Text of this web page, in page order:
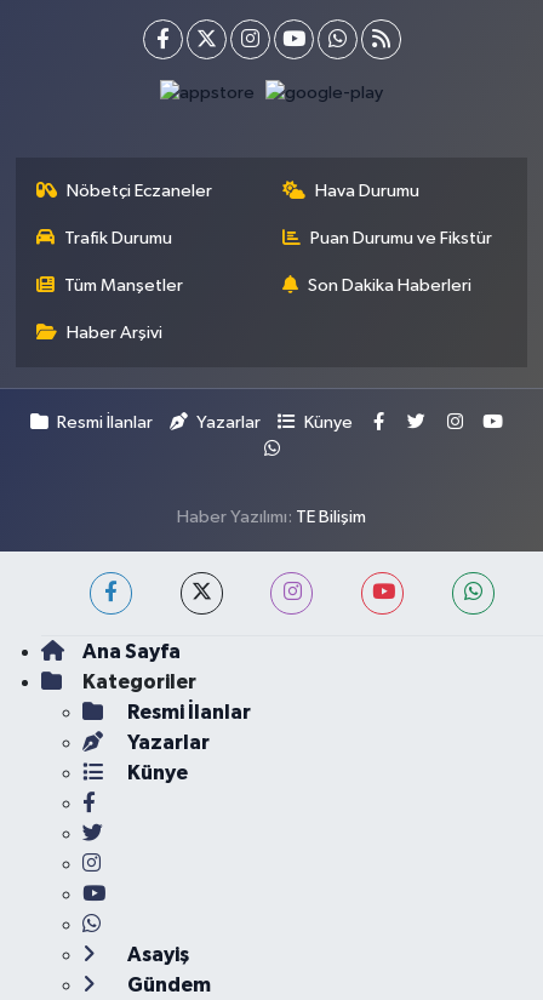
Nöbetçi Eczaneler Hava Durumu
Trafik Durumu Puan Durumu ve Fikstür
Tüm Manşetler Son Dakika Haberleri
Haber Arşivi
Resmi İlanlar Yazarlar Künye
Haber Yazılımı: TE Bilişim
Ana Sayfa
Kategoriler
Resmi İlanlar
Yazarlar
Künye
Asayiş
Gündem